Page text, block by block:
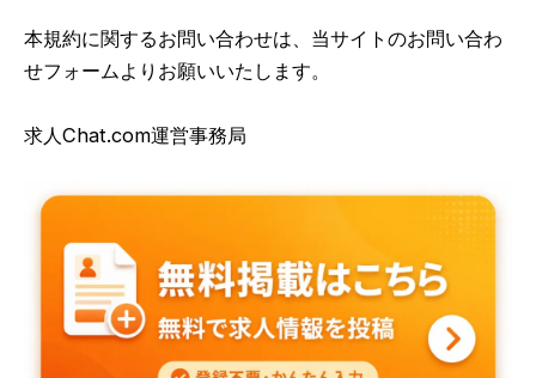
本規約に関するお問い合わせは、当サイトのお問い合わ
せフォームよりお願いいたします。
求人Chat.com運営事務局